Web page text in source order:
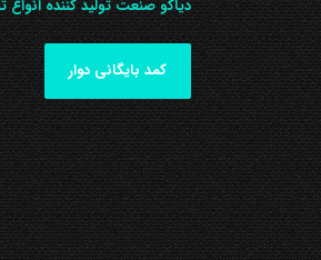
دیاکو صنعت تولید کننده
کمد بایگانی دوار